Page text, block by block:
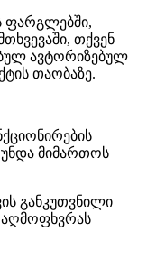
ფარგლებში,
თქვენ
ავტორიზებულ
თაობაზე.
უნდა მიმართოს
განკუთვნილი
აღმოფხვრას